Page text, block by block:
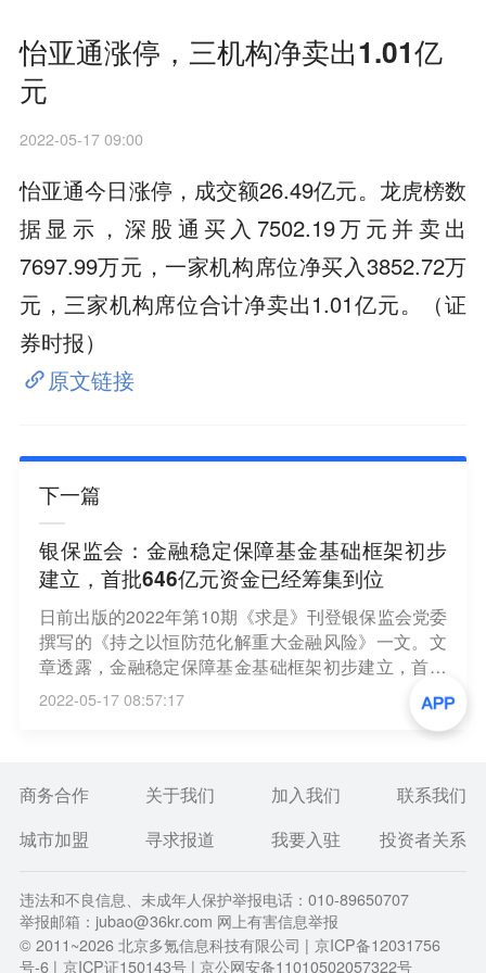
怡亚通涨停，三机构净卖出1.01亿
元
2022-05-17 09:00
怡亚通今日涨停，成交额26.49亿元。龙虎榜数
据显示，深股通买入7502.19万元并卖出
7697.99万元，一家机构席位净买入3852.72万
元，三家机构席位合计净卖出1.01亿元。（证
券时报）
原文链接
下一篇
银保监会：金融稳定保障基金基础框架初步
建立，首批646亿元资金已经筹集到位
日前出版的2022年第10期《求是》刊登银保监会党委
撰写的《持之以恒防范化解重大金融风险》一文。文
章透露，金融稳定保障基金基础框架初步建立，首批
646亿元资金已经筹集到位，存款保险制度得到加
强，保险保障基金和信托业保障基金管理办法正在修
2022-05-17 08:57:17
商务合作 关于我们 加入我们
联系我们
城市加盟
寻求报道 我要入驻 投资者关系
违法和不良信息、未成年人保护举报电话：010-89650707
举报邮箱：jubao@36kr.com 网上有害信息举报
© 2011~2026北京多氪信息科技有限公司 | 京ICP备12031756
号-6 | 京ICP证150143号 | 京公网安备11010502057322号